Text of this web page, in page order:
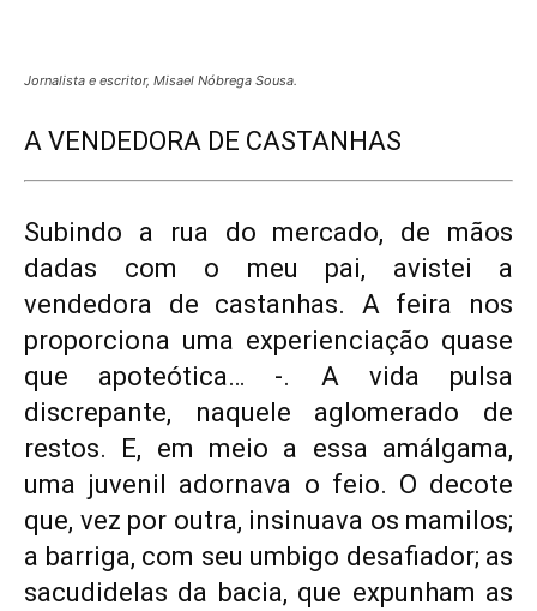
Jornalista e escritor, Misael Nóbrega Sousa.
A VENDEDORA DE CASTANHAS
Subindo a rua do mercado, de mãos
dadas com o meu pai, avistei a
vendedora de castanhas. A feira nos
proporciona uma experienciação quase
que apoteótica… -. A vida pulsa
discrepante, naquele aglomerado de
restos. E, em meio a essa amálgama,
uma juvenil adornava o feio. O decote
que, vez por outra, insinuava os mamilos;
a barriga, com seu umbigo desafiador; as
sacudidelas da bacia, que expunham as